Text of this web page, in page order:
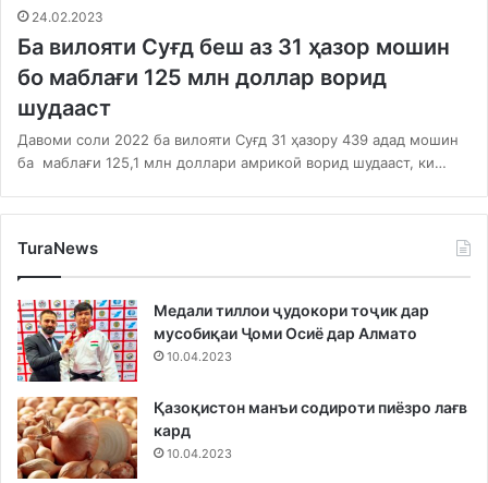
24.02.2023
Ба вилояти Суғд беш аз 31 ҳазор мошин
бо маблағи 125 млн доллар ворид
шудааст
Давоми соли 2022 ба вилояти Суғд 31 ҳазору 439 адад мошин
ба маблағи 125,1 млн доллари амрикоӣ ворид шудааст, ки…
TuraNews
Медали тиллои ҷудокори тоҷик дар
мусобиқаи Ҷоми Осиё дар Алмато
10.04.2023
Қазоқистон манъи содироти пиёзро лағв
кард
10.04.2023